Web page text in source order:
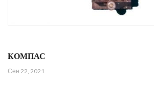
КОМПАС
Сен 22, 2021